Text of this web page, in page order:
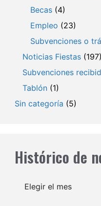
Becas (4)
Empleo (23)
Subvenciones o
Noticias Fiestas (197)
Subvenciones
Tablón (1)
Sin categoría (5)
Histórico de
Archivos